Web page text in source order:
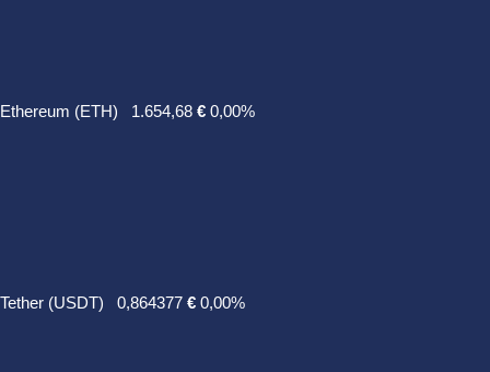
Ethereum (ETH) 1.654,68 € 0,00%
Tether (USDT) 0,864377 € 0,00%